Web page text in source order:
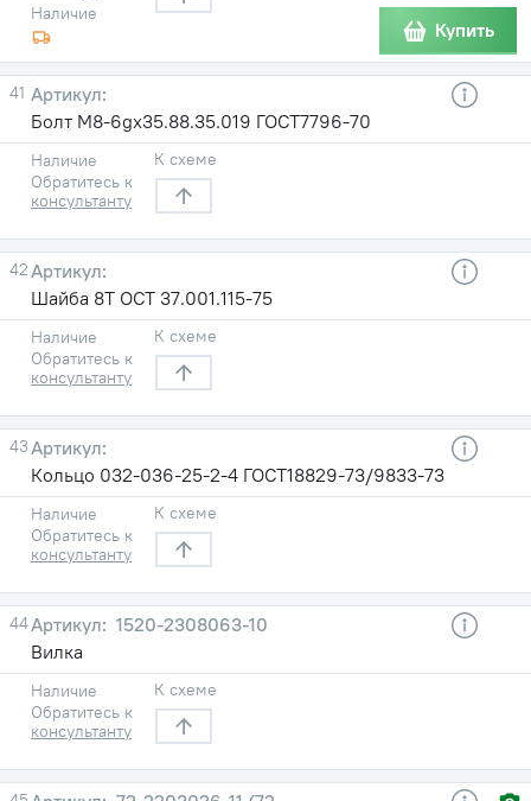
Наличие
Купить
41
Болт М8-6gх35.88.35.019 ГОСТ7796-70
Наличие
Обратитесь к
консультанту
К схеме
42
Шайба 8Т ОСТ 37.001.115-75
Наличие
Обратитесь к
консультанту
К схеме
43
Кольцо 032-036-25-2-4 ГОСТ18829-73/9833-73
Наличие
Обратитесь к
консультанту
К схеме
44
1520-2308063-10
Вилка
Наличие
Обратитесь к
консультанту
К схеме